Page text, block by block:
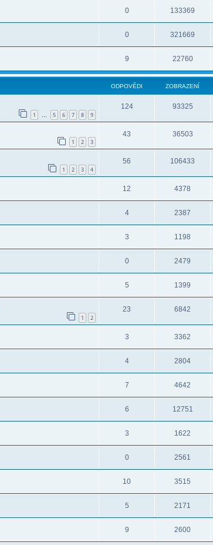
0 133369
0 321669
9 22760
ODPOVĚDI ZOBRAZENÍ
1 … 5 6 7 8 9
124 93325
1 2 3
43 36503
1 2 3 4
56 106433
12 4378
4 2387
3 1198
0 2479
5 1399
1 2
23 6842
3 3362
4 2804
7 4642
6 12751
3 1622
0 2561
10 3515
5 2171
9 2600